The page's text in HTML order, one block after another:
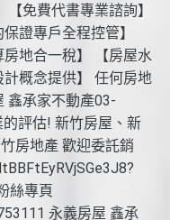
免費代書專業諮詢】
證專戶全程控管】
房地合一稅】 【房屋水
概念提供】 任何房地
鑫承家不動產03-
評估! 新竹房屋、新
房地產 歡迎委託銷
絲專頁
永義房屋 鑫承